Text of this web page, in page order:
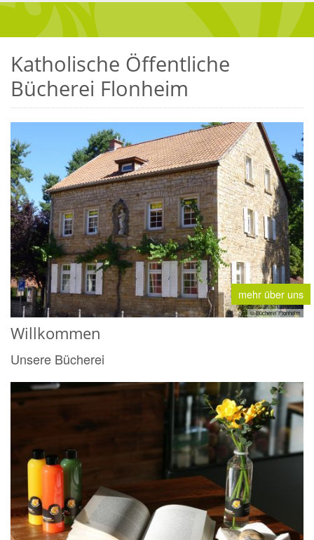
Katholische Öffentliche
Bücherei Flonheim
mehr über uns
© Bücherei Flonheim
Willkommen
Unsere Bücherei